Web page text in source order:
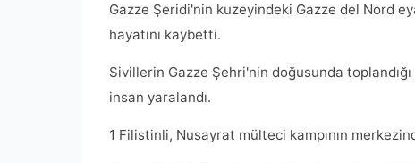
Gazze Şeridi'nin kuzeyindeki Gazze del Nord
hayatını kaybetti.
Sivillerin Gazze Şehri'nin doğusunda
insan yaralandı.
1 Filistinli, Nusayrat mülteci kampının